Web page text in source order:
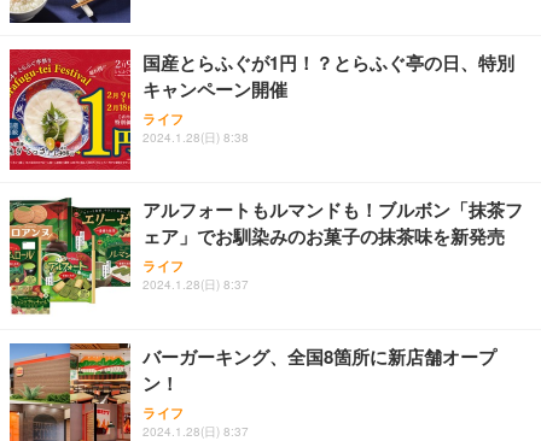
国産とらふぐが1円！？とらふぐ亭の日、特別
キャンペーン開催
ライフ
2024.1.28(日) 8:38
アルフォートもルマンドも！ブルボン「抹茶フ
ェア」でお馴染みのお菓子の抹茶味を新発売
ライフ
2024.1.28(日) 8:37
バーガーキング、全国8箇所に新店舗オープ
ン！
ライフ
2024.1.28(日) 8:37